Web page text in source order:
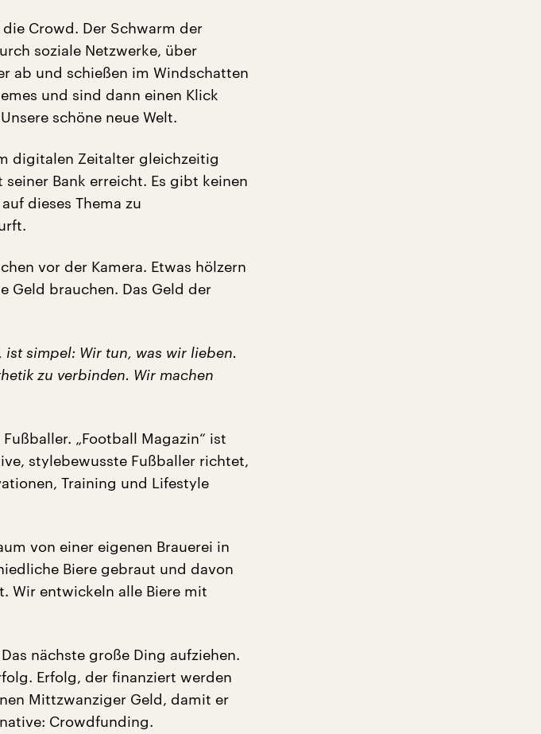
Crowd. Der Schwarm der
soziale Netzwerke, über
ab und schießen im Windschatten
und sind dann einen Klick
schöne neue Welt.
digitalen Zeitalter gleichzeitig
Bank erreicht. Es gibt keinen
dieses Thema zu
vor der Kamera. Etwas hölzern
Geld brauchen. Das Geld der
ist simpel: Wir tun, was wir lieben.
zu verbinden. Wir machen
„Football Magazin“ ist
stylebewusste Fußballer richtet,
Training und Lifestyle
von einer eigenen Brauerei in
Biere gebraut und davon
Wir entwickeln alle Biere mit
nächste große Ding aufziehen.
Erfolg, der finanziert werden
Mittzwanziger Geld, damit er
Crowdfunding.